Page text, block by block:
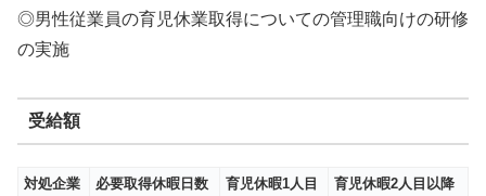
◎男性従業員の育児休業取得についての管理職向けの研修
の実施
受給額
対処企業 必要取得休暇日数 育児休暇1人目
育児休暇2人目以降